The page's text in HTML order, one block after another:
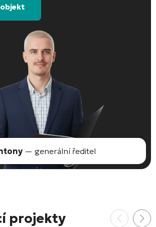
— generální ředitel
projekty